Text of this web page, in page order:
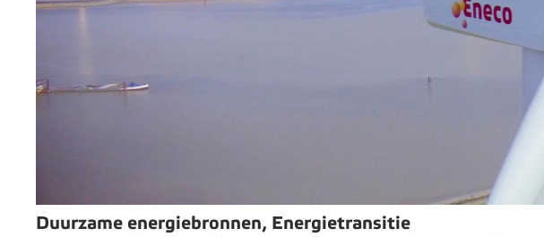
Duurzame energiebronnen, Energietransitie